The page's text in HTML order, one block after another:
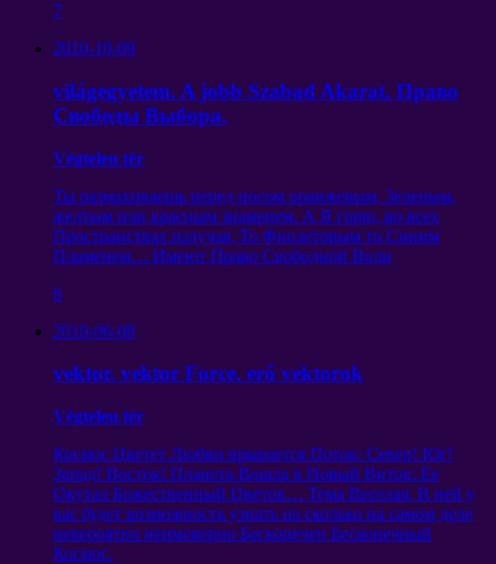
7
2010-10-09
világegyetem. A jobb Szabad Akarat. Право
Свободы Выбора.
Végtelen tér
Ты размахиваешь перед носом оранжевым, Зеленым,
желтым или красным знаменем. А Я горю, во всех
Пространствах излучая, То Фиолетовым то Синим
Пламенем… Имеют Право Свободной Воли
6
2010-06-08
vektor. vektor Force. erő vektorok
Végtelen tér
Космос Цветет Любви врывается Поток: Север! Юг!
Запад! Восток! Планета Вошла в Новый Виток: Ее
Окутал Божественный Цветок… Тема Веселая. В ней у
вас будет возможность узнать на сколько на самом деле
невероятно неимоверно Бесконечен Бесконечный
Космос.